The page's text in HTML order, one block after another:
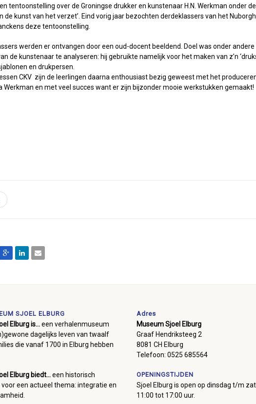
tentoonstelling over de Groningse drukker en kunstenaar H.N. Werkman onder de
de kunst van het verzet’. Eind vorig jaar bezochten derdeklassers van het
deze tentoonstelling.
werden er ontvangen door een oud-docent beeldend. Doel was onder
de kunstenaar te analyseren: hij gebruikte namelijk voor het maken van z’n
en drukpersen.
CKV zijn de leerlingen daarna enthousiast bezig geweest met het
Werkman en met veel succes want er zijn bijzonder mooie werkstukken gemaakt!
SJOEL ELBURG
Elburg is...een verhalenmuseum
dagelijks leven van twaalf
die vanaf 1700 in Elburg hebben
Elburg biedt...een historisch
een actueel thema: integratie en
Adres
Museum Sjoel Elburg
Graaf Hendriksteeg 2
8081 CH Elburg
Telefoon: 0525 685564
OPENINGSTIJDEN
Sjoel Elburg is open op dinsdag t/m
11:00 tot 17:00 uur.